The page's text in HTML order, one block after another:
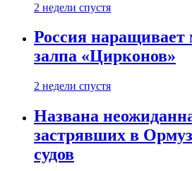
2 недели спустя
Россия
залпа «Цирконов»
2 недели спустя
Названа
застрявших в
судов